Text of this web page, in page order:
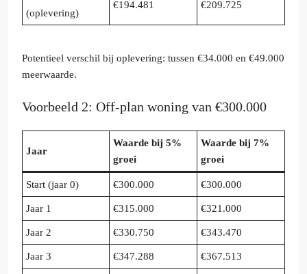
(oplevering)
€194.481 €209.725
Potentieel verschil bij oplevering: tussen €34.000 en €49.000
meerwaarde.
Voorbeeld 2: Off-plan woning van €300.000
Jaar
Waarde bij 5%
groei
Waarde bij 7%
groei
Start (jaar 0) €300.000 €300.000
Jaar 1 €315.000 €321.000
Jaar 2 €330.750 €343.470
Jaar 3 €347.288 €367.513